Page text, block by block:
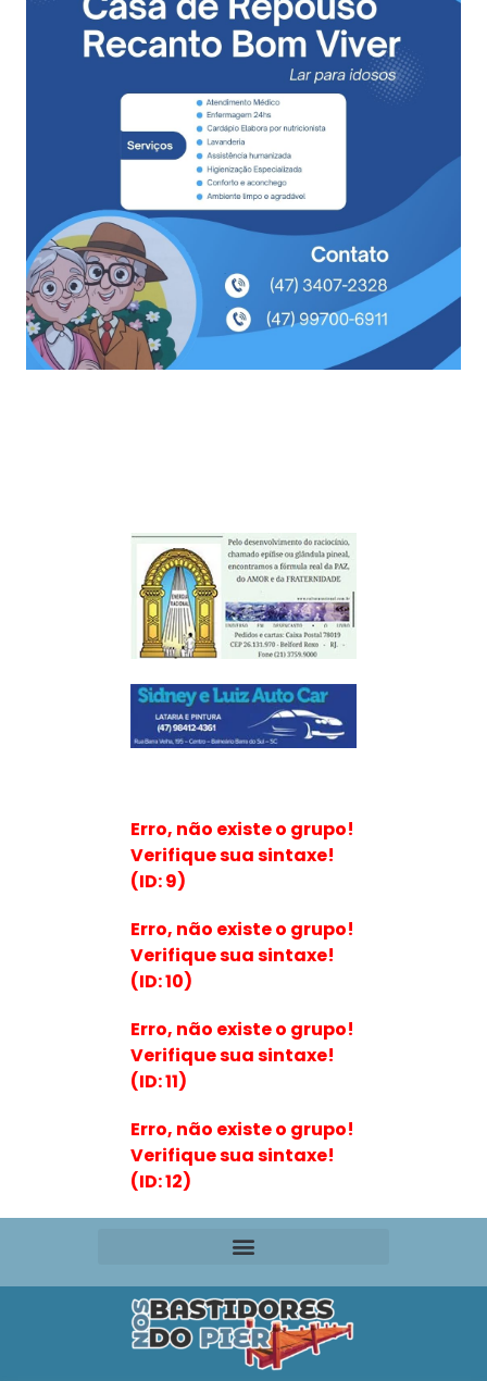
Erro, não existe o grupo!
Verifique sua sintaxe!
(ID: 9)
Erro, não existe o grupo!
Verifique sua sintaxe!
(ID: 10)
Erro, não existe o grupo!
Verifique sua sintaxe!
(ID: 11)
Erro, não existe o grupo!
Verifique sua sintaxe!
(ID: 12)